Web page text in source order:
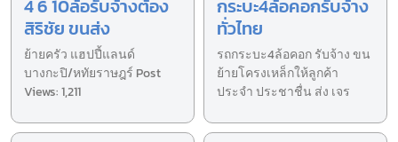
4 6 10ล้อรับจ้างต้อง
สิริชัย ขนส่ง
ย้ายครัว แฮปปี้แลนด์
บางกะปิ/หทัยราษฎร์ Post
Views: 1,211
กระบะ4ล้อคอกรับจ้าง
ทั่วไทย
รถกระบะ4ล้อคอก รับจ้าง ขน
ย้ายโครงเหล็กให้ลูกค้า
ประจำ ประชาชื่น ส่ง เจร